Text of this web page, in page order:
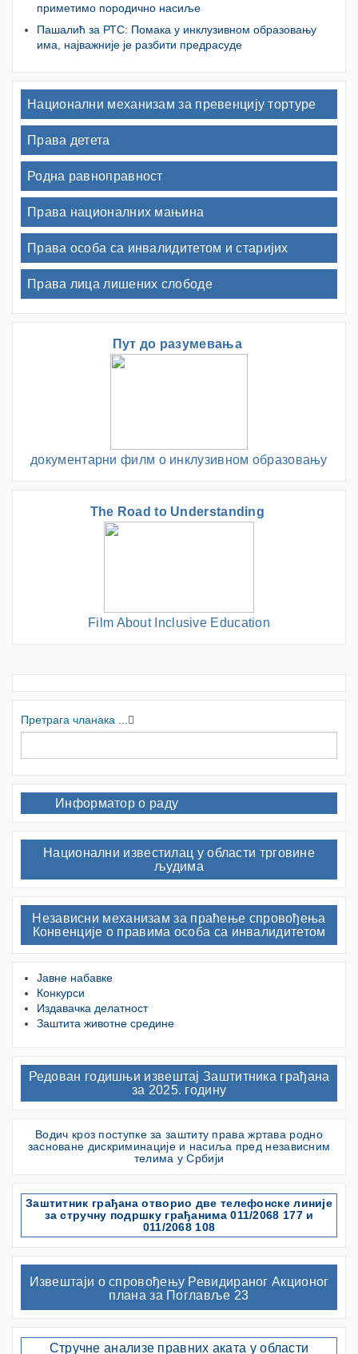
приметимо породично насиље
Пашалић за РТС: Помака у инклузивном образовању
има, најважније је разбити предрасуде
Национални механизам за превенцију тортуре
Права детета
Родна равноправност
Права националних мањина
Права особа са инвалидитетом и старијих
Права лица лишених слободе
Пут до разумевања
документарни филм о инклузивном образовању
The Road to Understanding
Film About Inclusive Education
Претрага чланака ...
Информатор о раду
Национални известилац у области трговине
људима
Независни механизам за праћење спровођења
Конвенције о правима особа са инвалидитетом
Јавне набавке
Конкурси
Издавачка делатност
Заштита животне средине
Редован годишњи извештај Заштитника грађана
за 2025. годину
Водич кроз поступке за заштиту права жртава родно
засноване дискриминације и насиља пред независним
телима у Србији
Заштитник грађана отворио две телефонске линије
за стручну подршку грађанима 011/2068 177 и
011/2068 108
Извештаји о спровођењу Ревидираног Акционог
плана за Поглавље 23
Стручне анализе правних аката у области